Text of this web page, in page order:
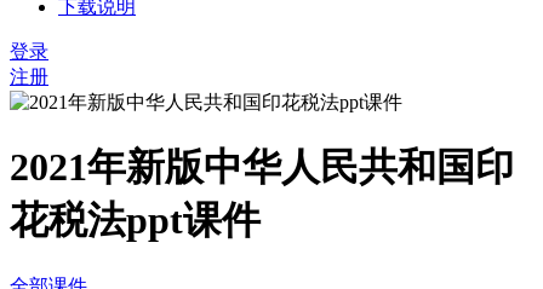
下载说明
登录
注册
2021年新版中华人民共和国印
花税法ppt课件